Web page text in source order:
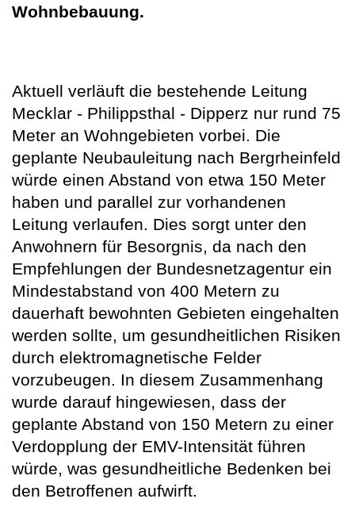
Wohnbebauung.
Aktuell verläuft die bestehende Leitung
Mecklar - Philippsthal - Dipperz nur rund 75
Meter an Wohngebieten vorbei. Die
geplante Neubauleitung nach Bergrheinfeld
würde einen Abstand von etwa 150 Meter
haben und parallel zur vorhandenen
Leitung verlaufen. Dies sorgt unter den
Anwohnern für Besorgnis, da nach den
Empfehlungen der Bundesnetzagentur ein
Mindestabstand von 400 Metern zu
dauerhaft bewohnten Gebieten eingehalten
werden sollte, um gesundheitlichen Risiken
durch elektromagnetische Felder
vorzubeugen. In diesem Zusammenhang
wurde darauf hingewiesen, dass der
geplante Abstand von 150 Metern zu einer
Verdopplung der EMV-Intensität führen
würde, was gesundheitliche Bedenken bei
den Betroffenen aufwirft.